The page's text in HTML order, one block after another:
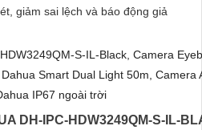
giảm sai lệch và báo động giả
DH-IPC-HDW3249QM-S-IL-